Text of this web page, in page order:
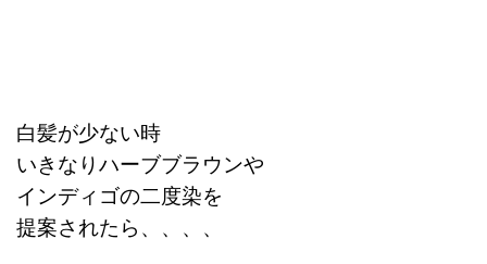
白髪が少ない時
いきなりハーブブラウンや
インディゴの二度染を
提案されたら、、、、